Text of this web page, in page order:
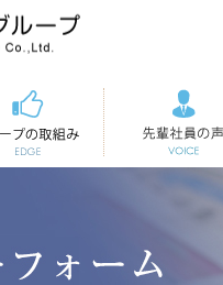
通の取組み 先輩社員の声